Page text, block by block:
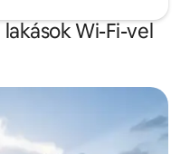
Wi-Fi-vel